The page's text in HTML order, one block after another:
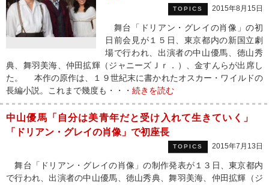
TOPICS 2015年8月15日
舞台「ドリアン・グレイの肖像」の初
日前会見が１５日、東京都内の新国立劇
場で行われ、出演者の中山優馬、徳山秀
典、舞羽美海、仲田拡輝（ジャニーズＪｒ．）、金すんらが出席し
た。 本作の原作は、１９世紀末に書かれたオスカー・ワイルドの
長編小説。これまで幾度も・・・ 続きを読む
中山優馬「自分は美青年だと受け入れて生きていく」
「ドリアン・グレイの肖像」で初座長
TOPICS 2015年7月13日
舞台「ドリアン・グレイの肖像」の制作発表が１３日、東京都内
で行われ、出演者の中山優馬、徳山秀典、舞羽美海、仲田拡輝（ジ